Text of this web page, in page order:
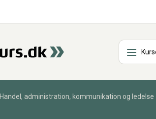
Handel, administration, kommunikation og ledelse